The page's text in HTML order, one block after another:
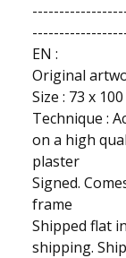
EN :
Original
Size : 73 x
Technique :
on a high
plaster
Signed.
frame
Shipped flat
shipping.